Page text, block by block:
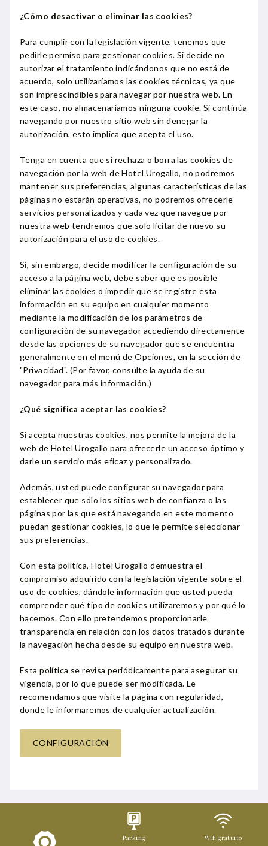
¿Cómo desactivar o eliminar las cookies?
Para cumplir con la legislación vigente, tenemos que
pedirle permiso para gestionar cookies. Si decide no
autorizar el tratamiento indicándonos que no está de
acuerdo, solo utilizaríamos las cookies técnicas, ya que
son imprescindibles para navegar por nuestra web. En
este caso, no almacenaríamos ninguna cookie. Si continúa
navegando por nuestro sitio web sin denegar la
autorización, esto implica que acepta el uso.
Tenga en cuenta que si rechaza o borra las cookies de
navegación por la web de Hotel Urogallo, no podremos
mantener sus preferencias, algunas características de las
páginas no estarán operativas, no podremos ofrecerle
servicios personalizados y cada vez que navegue por
nuestra web tendremos que solo licitar de nuevo su
autorización para el uso de cookies.
Si, sin embargo, decide modificar la configuración de su
acceso a la página web, debe saber que es posible
eliminar las cookies o impedir que se registre esta
información en su equipo en cualquier momento
mediante la modificación de los parámetros de
configuración de su navegador accediendo directamente
desde las opciones de su navegador que se encuentra
generalmente en el menú de Opciones, en la sección de
"Privacidad". (Por favor, consulte la ayuda de su
navegador para más información.)
¿Qué significa aceptar las cookies?
Si acepta nuestras cookies, nos permite la mejora de la
web de Hotel Urogallo para ofrecerle un acceso óptimo y
darle un servicio más eficaz y personalizado.
Además, usted puede configurar su navegador para
establecer que sólo los sitios web de confianza o las
páginas por las que está navegando en este momento
puedan gestionar cookies, lo que le permite seleccionar
sus preferencias.
Con esta política, Hotel Urogallo demuestra el
compromiso adquirido con la legislación vigente sobre el
uso de cookies, dándole información que usted pueda
comprender qué tipo de cookies utilizaremos y por qué lo
hacemos. Con ello pretendemos proporcionarle
transparencia en relación con los datos tratados durante
la navegación hecha desde su equipo en nuestra web.
Esta política se revisa periódicamente para asegurar su
vigencia, por lo que puede ser modificada. Le
recomendamos que visite la página con regularidad,
donde le informaremos de cualquier actualización.
CONFIGURACIÓN
Parking Wifi gratuito